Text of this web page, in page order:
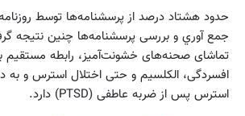
حدود هشتاد درصد از پرسشنامه‌ها توسط
جمع ‌آوري و بررسی پرسشنامه‌ها چنين نتيجه
تماشای صحنه‌های خشونت‌آمیز، رابطه مستقیم
افسردگی، الکلسیم و حتی اختلال استرس و به
استرس پس از ضربه عاطفی (PTSD) دارد.